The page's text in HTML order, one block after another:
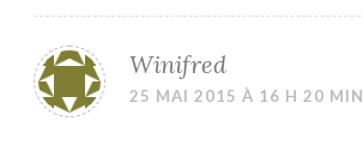
Winifred
25 MAI 2015 À 16 H 20 MIN